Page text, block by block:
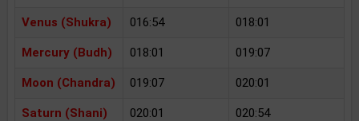
Venus (Shukra) 016:54 018:01
Mercury (Budh) 018:01 019:07
Moon (Chandra) 019:07 020:01
Saturn (Shani) 020:01 020:54